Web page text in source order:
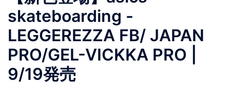
skateboarding -
LEGGEREZZA FB/ JAPAN
PRO/GEL-VICKKA PRO |
9/19発売